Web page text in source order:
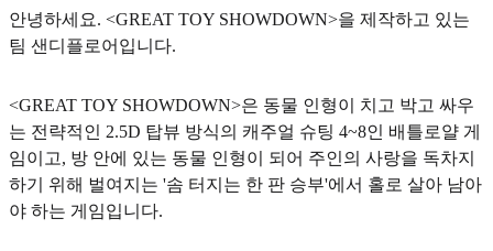
안녕하세요. <GREAT TOY SHOWDOWN>을 제작하고 있는
팀 샌디플로어입니다.
<GREAT TOY SHOWDOWN>은 동물 인형이 치고 박고 싸우
는 전략적인 2.5D 탑뷰 방식의 캐주얼 슈팅 4~8인 배틀로얄 게
임이고, 방 안에 있는 동물 인형이 되어 주인의 사랑을 독차지
하기 위해 벌여지는 '솜 터지는 한 판 승부'에서 홀로 살아 남아
야 하는 게임입니다.